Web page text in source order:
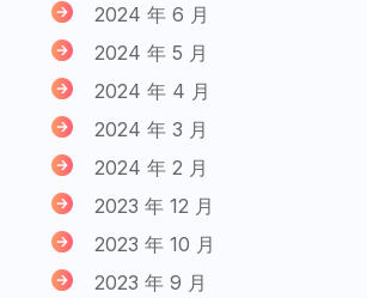
2024 年 6 月
2024 年 5 月
2024 年 4 月
2024 年 3 月
2024 年 2 月
2023 年 12 月
2023 年 10 月
2023 年 9 月